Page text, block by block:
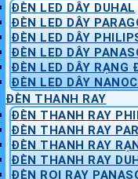
ĐÈN LED DÂY DUHAL
ĐÈN LED DÂY
ĐÈN LED DÂY
ĐÈN LED DÂY
ĐÈN LED DÂY RẠNG
ĐÈN LED DÂY
ĐÈN THANH RAY
ĐÈN THANH RAY
ĐÈN THANH RAY
ĐÈN THANH RAY
ĐÈN THANH RAY
ĐÈN RỌI RAY